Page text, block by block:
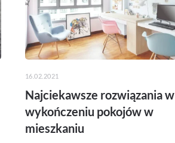
16.02.2021
Najciekawsze rozwiązania w
wykończeniu pokojów w
mieszkaniu